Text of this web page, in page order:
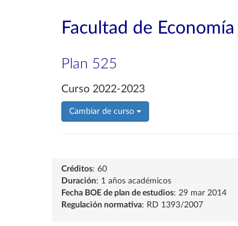
Facultad de
Plan 525
Curso 2022-2023
Cambiar de curso
Créditos: 60
Duración: 1 años académicos
Fecha BOE de plan de estudios: 29 mar 2014
Regulación normativa: RD 1393/2007